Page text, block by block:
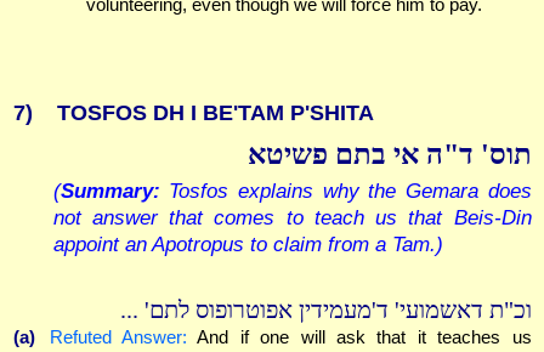
volunteering, even though we will force him to pay.
7) TOSFOS DH I BE'TAM P'SHITA
תוס' ד"ה אי בתם פשיטא
(Summary: Tosfos explains why the Gemara does
not answer that comes to teach us that Beis-Din
appoint an Apotropus to claim from a Tam.)
וכ"ת דאשמועי' ד'מעמידין אפוטרופוס לתם' ...
(a) Refuted Answer: And if one will ask that it teaches us